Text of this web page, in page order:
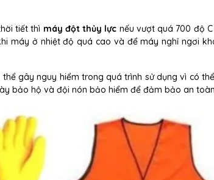
tiết thì máy đột thủy lực nếu vượt quá 700 độ
máy ở nhiệt độ quá cao và để máy nghỉ ngơi
gây nguy hiểm trong quá trình sử dụng vì có
bảo hộ và đội nón bảo hiểm để đảm bảo an